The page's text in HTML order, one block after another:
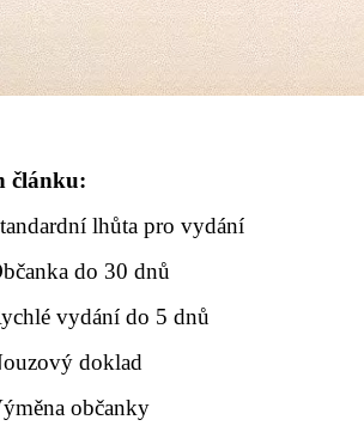
článku:
lhůta pro vydání
do 30 dnů
vydání do 5 dnů
doklad
občanky